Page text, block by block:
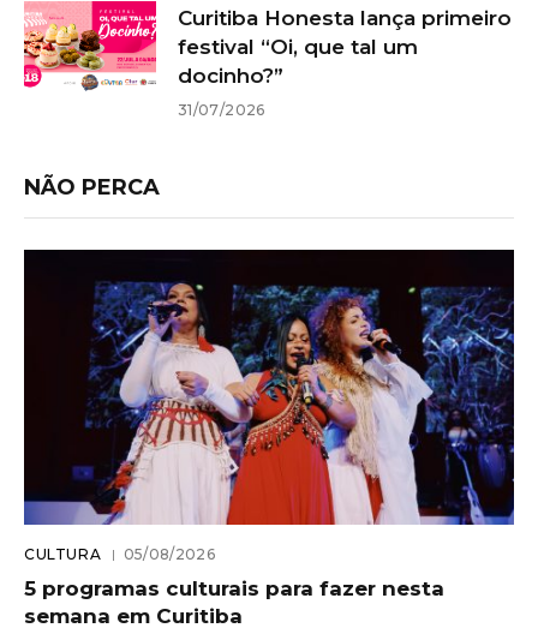
Curitiba Honesta lança primeiro
festival “Oi, que tal um
docinho?”
31/07/2026
NÃO PERCA
CULTURA 05/08/2026
5 programas culturais para fazer nesta
semana em Curitiba